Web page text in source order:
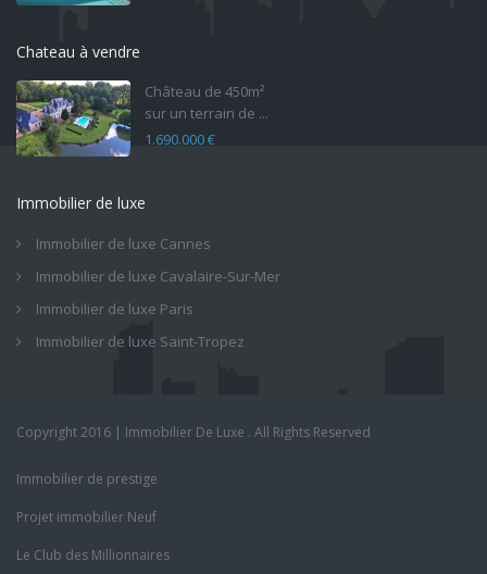
Chateau à vendre
Château de 450m²
sur un terrain de ...
1.690.000 €
Immobilier de luxe
Immobilier de luxe Cannes
Immobilier de luxe Cavalaire-Sur-Mer
Immobilier de luxe Paris
Immobilier de luxe Saint-Tropez
Copyright 2016 | Immobilier De Luxe . All Rights Reserved
Immobilier de prestige
Projet immobilier Neuf
Le Club des Millionnaires